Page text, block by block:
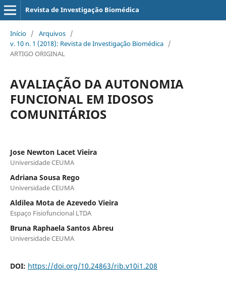
Revista de Investigação Biomédica
Início / Arquivos /
v. 10 n. 1 (2018): Revista de Investigação Biomédica /
ARTIGO ORIGINAL
AVALIAÇÃO DA AUTONOMIA
FUNCIONAL EM IDOSOS
COMUNITÁRIOS
Jose Newton Lacet Vieira
Universidade CEUMA
Adriana Sousa Rego
Universidade CEUMA
Aldilea Mota de Azevedo Vieira
Espaço Fisiofuncional LTDA
Bruna Raphaela Santos Abreu
Universidade CEUMA
DOI: https://doi.org/10.24863/rib.v10i1.208